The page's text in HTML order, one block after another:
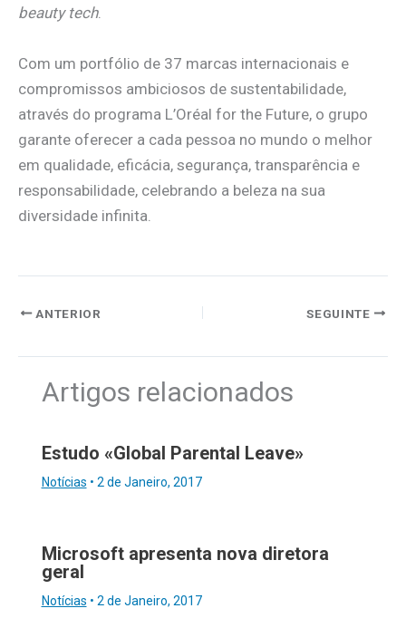
beauty tech.
Com um portfólio de 37 marcas internacionais e
compromissos ambiciosos de sustentabilidade,
através do programa L’Oréal for the Future, o grupo
garante oferecer a cada pessoa no mundo o melhor
em qualidade, eficácia, segurança, transparência e
responsabilidade, celebrando a beleza na sua
diversidade infinita.
ANTERIOR SEGUINTE
Artigos relacionados
Estudo «Global Parental Leave»
Notícias • 2 de Janeiro, 2017
Microsoft apresenta nova diretora
geral
Notícias • 2 de Janeiro, 2017